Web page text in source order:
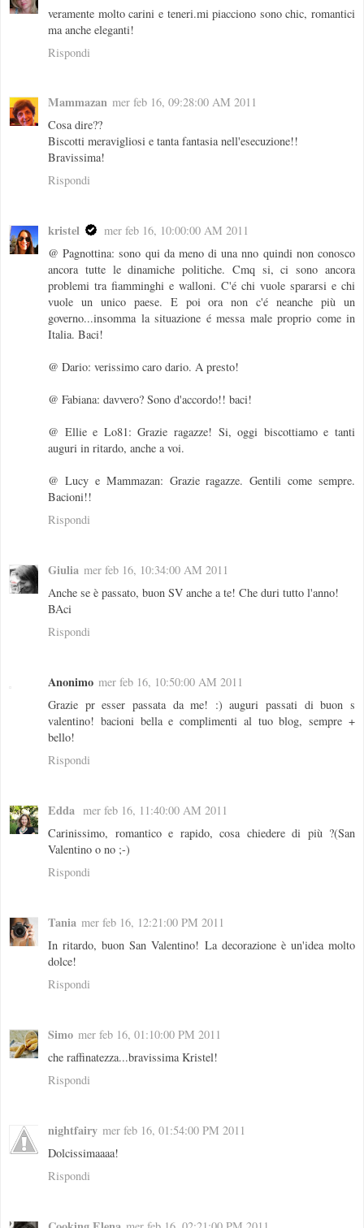
veramente molto carini e teneri.mi piacciono sono chic, romantici
ma anche eleganti!
Rispondi
Mammazan mer feb 16, 09:28:00 AM 2011
Cosa dire??
Biscotti meravigliosi e tanta fantasia nell'esecuzione!!
Bravissima!
Rispondi
kristel
mer feb 16, 10:00:00 AM 2011
@ Pagnottina: sono qui da meno di una nno quindi non conosco
ancora tutte le dinamiche politiche. Cmq si, ci sono ancora
problemi tra fiamminghi e walloni. C'é chi vuole spararsi e chi
vuole un unico paese. E poi ora non c'é neanche più un
governo...insomma la situazione é messa male proprio come in
Italia. Baci!
@ Dario: verissimo caro dario. A presto!
@ Fabiana: davvero? Sono d'accordo!! baci!
@ Ellie e Lo81: Grazie ragazze! Si, oggi biscottiamo e tanti
auguri in ritardo, anche a voi.
@ Lucy e Mammazan: Grazie ragazze. Gentili come sempre.
Bacioni!!
Rispondi
Giulia mer feb 16, 10:34:00 AM 2011
Anche se è passato, buon SV anche a te! Che duri tutto l'anno!
BAci
Rispondi
Anonimo mer feb 16, 10:50:00 AM 2011
Grazie pr esser passata da me! :) auguri passati di buon s
valentino! bacioni bella e complimenti al tuo blog, sempre +
bello!
Rispondi
Edda mer feb 16, 11:40:00 AM 2011
Carinissimo, romantico e rapido, cosa chiedere di più ?(San
Valentino o no ;-)
Rispondi
Tania mer feb 16, 12:21:00 PM 2011
In ritardo, buon San Valentino! La decorazione è un'idea molto
dolce!
Rispondi
Simo mer feb 16, 01:10:00 PM 2011
che raffinatezza...bravissima Kristel!
Rispondi
nightfairy mer feb 16, 01:54:00 PM 2011
Dolcissimaaaa!
Rispondi